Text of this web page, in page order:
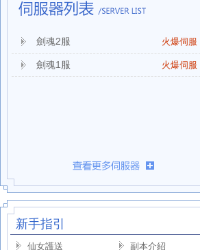
劍魂2服 火爆伺服
劍魂1服 火爆伺服
新手指引
仙女護送
副本介紹